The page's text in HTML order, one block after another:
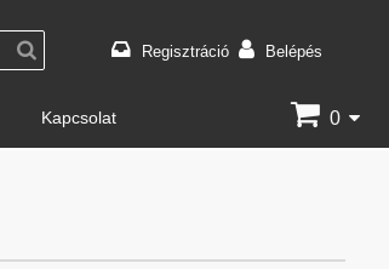
Regisztráció Belépés
Kapcsolat 0